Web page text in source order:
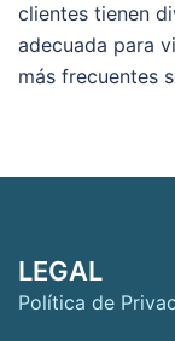
clientes tienen
adecuada para
más frecuentes
LEGAL
Política de